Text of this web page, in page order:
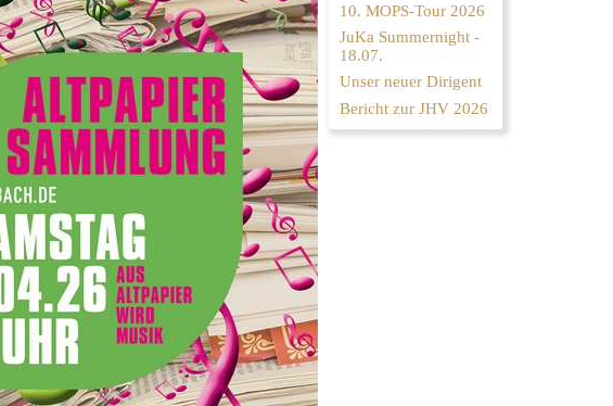
10. MOPS-Tour 2026
JuKa Summernight -
18.07.
Unser neuer Dirigent
Bericht zur JHV 2026